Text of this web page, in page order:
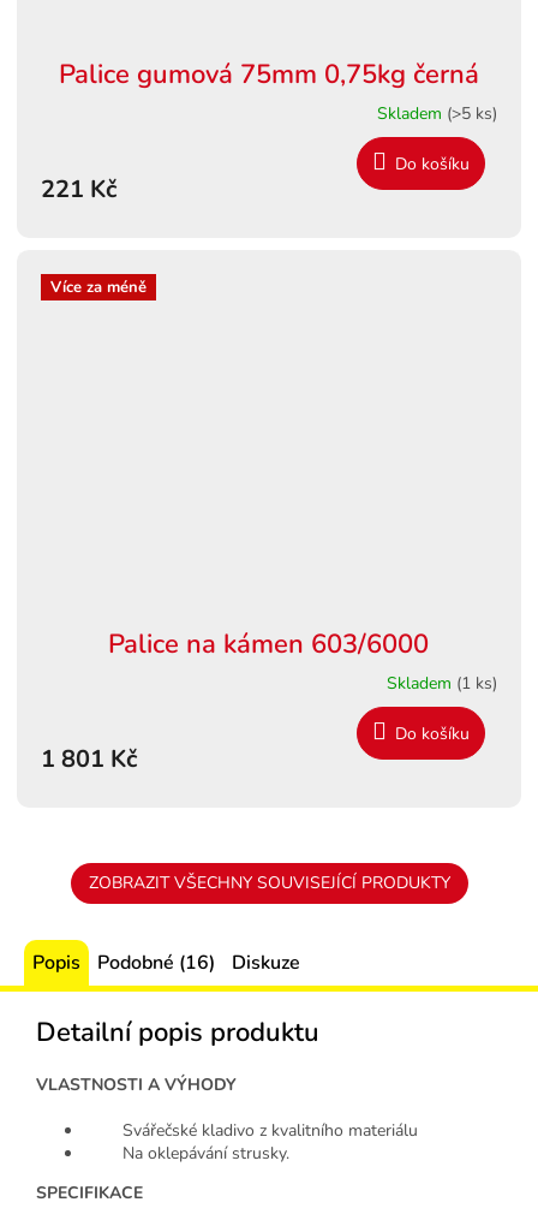
Palice gumová 75mm 0,75kg černá
Skladem (>5 ks)
221 Kč
Do košíku
Více za méně
Palice na kámen 603/6000
Skladem (1 ks)
1 801 Kč
Do košíku
ZOBRAZIT VŠECHNY SOUVISEJÍCÍ PRODUKTY
Popis Podobné (16) Diskuze
Detailní popis produktu
VLASTNOSTI A VÝHODY
Svářečské kladivo z kvalitního materiálu
Na oklepávání strusky.
SPECIFIKACE